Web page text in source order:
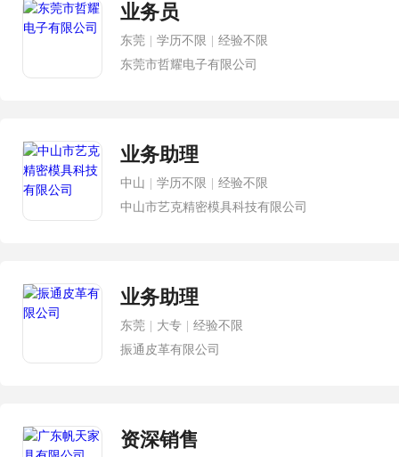
业务员
东莞 学历不限
经验不限
东莞市哲耀电子有限公司
业务助理
中山 学历不限
经验不限
中山市艺克精密模具科技有限公司
业务助理
东莞 大专
经验不限
振通皮革有限公司
资深销售